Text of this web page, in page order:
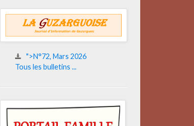
">N°72, Mars 2026
Tous les bulletins ...